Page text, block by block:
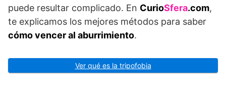
puede resultar complicado. En CurioSfera.com,
te explicamos los mejores métodos para saber
cómo vencer al aburrimiento.
Ver qué es la tripofobia